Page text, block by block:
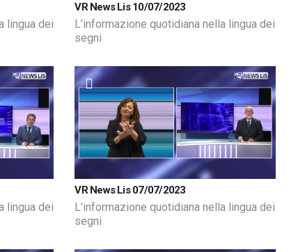
lingua dei
VR News Lis 10/07/2023
L’informazione quotidiana nella lingua dei
segni
lingua dei
VR News Lis 07/07/2023
L’informazione quotidiana nella lingua dei
segni